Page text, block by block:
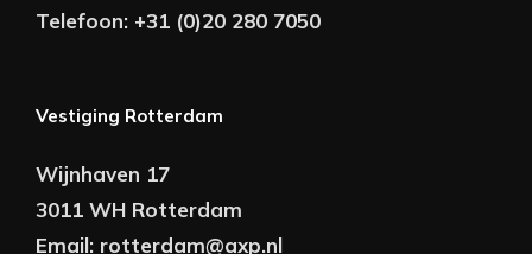
Telefoon: +31 (0)20 280 7050
Vestiging Rotterdam
Wijnhaven 17
3011 WH Rotterdam
Email: rotterdam@axp.nl